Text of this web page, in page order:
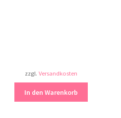
zzgl. Versandkosten
In den Warenkorb